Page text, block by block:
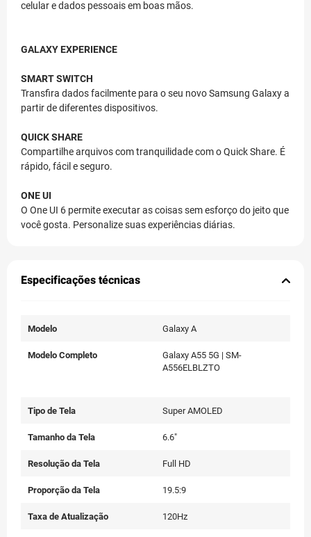
celular e dados pessoais em boas mãos.
GALAXY EXPERIENCE
SMART SWITCH
Transfira dados facilmente para o seu novo Samsung Galaxy a
partir de diferentes dispositivos.
QUICK SHARE
Compartilhe arquivos com tranquilidade com o Quick Share. É
rápido, fácil e seguro.
ONE UI
O One UI 6 permite executar as coisas sem esforço do jeito que
você gosta. Personalize suas experiências diárias.
Especificações técnicas
Modelo Galaxy A
Modelo Completo
Galaxy A55 5G | SM-
A556ELBLZTO
Tipo de Tela Super AMOLED
Tamanho da Tela 6.6"
Resolução da Tela Full HD
Proporção da Tela 19.5:9
Taxa de Atualização 120Hz